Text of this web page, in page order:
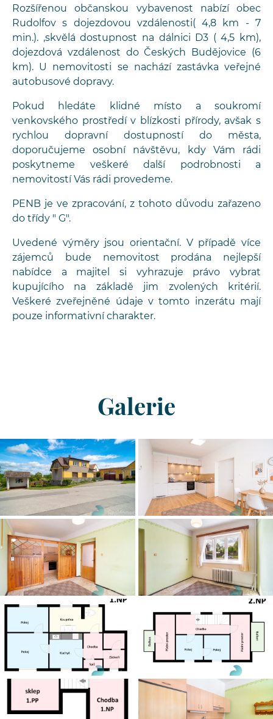
Rozšířenou občanskou vybavenost nabízí obec
Rudolfov s dojezdovou vzdálenosti( 4,8 km - 7
min.). ,skvělá dostupnost na dálnici D3 ( 4,5 km),
dojezdová vzdálenost do Českých Budějovice (6
km). U nemovitosti se nachází zastávka veřejné
autobusové dopravy.
Pokud hledáte klidné místo a soukromí
venkovského prostředí v blízkosti přírody, avšak s
rychlou dopravní dostupností do města,
doporučujeme osobní návštěvu, kdy Vám rádi
poskytneme veškeré další podrobnosti a
nemovitostí Vás rádi provedeme.
PENB je ve zpracování, z tohoto důvodu zařazeno
do třídy " G".
Uvedené výměry jsou orientační. V případě více
zájemců bude nemovitost prodána nejlepší
nabídce a majitel si vyhrazuje právo vybrat
kupujícího na základě jim zvolených kritérií.
Veškeré zveřejněné údaje v tomto inzerátu mají
pouze informativní charakter.
Galerie